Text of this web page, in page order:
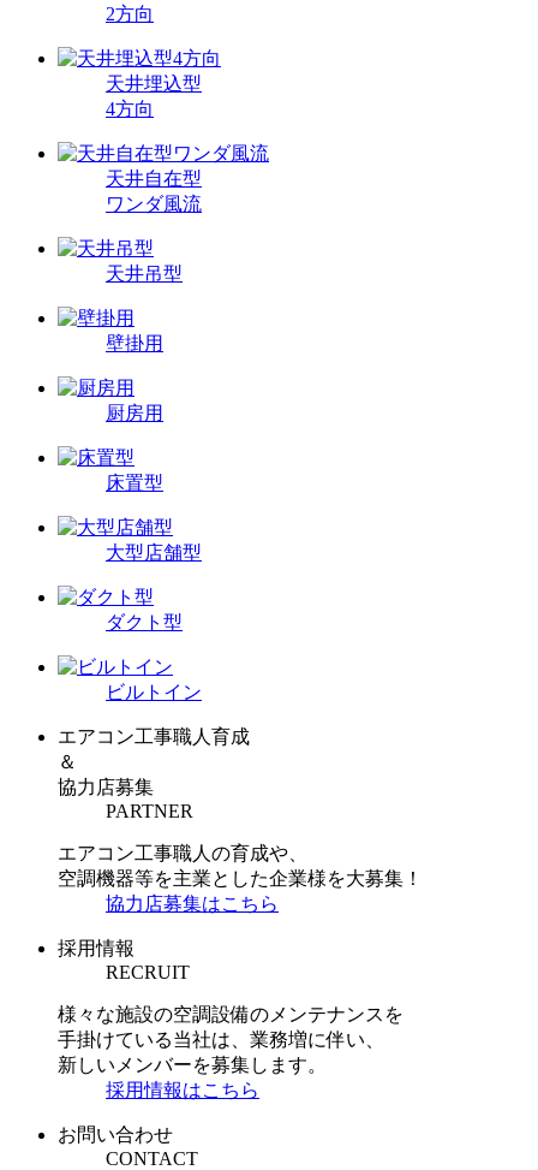
2方向
天井埋込型
4方向
天井自在型
ワンダ風流
天井吊型
壁掛用
厨房用
床置型
大型店舗型
ダクト型
ビルトイン
エアコン工事職人育成
＆
協力店募集
PARTNER
エアコン工事職人の育成や、
空調機器等を主業とした企業様を大募集！
協力店募集はこちら
採用情報
RECRUIT
様々な施設の空調設備のメンテナンスを
手掛けている当社は、業務増に伴い、
新しいメンバーを募集します。
採用情報はこちら
お問い合わせ
CONTACT